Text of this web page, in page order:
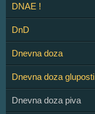
DNAE !
DnD
Dnevna doza
Dnevna doza gluposti
Dnevna doza piva